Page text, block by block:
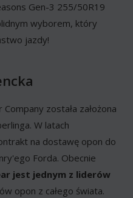
Gen-3 255/50R19
wyborem, który
jazdy!
została założona
W latach
na dostawę opon do
Forda. Obecnie
jest jednym z liderów
opon z całego świata.